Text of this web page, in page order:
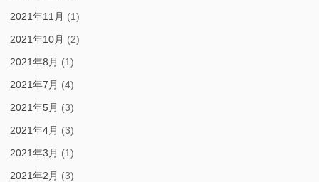
2021年11月 (1)
2021年10月 (2)
2021年8月 (1)
2021年7月 (4)
2021年5月 (3)
2021年4月 (3)
2021年3月 (1)
2021年2月 (3)